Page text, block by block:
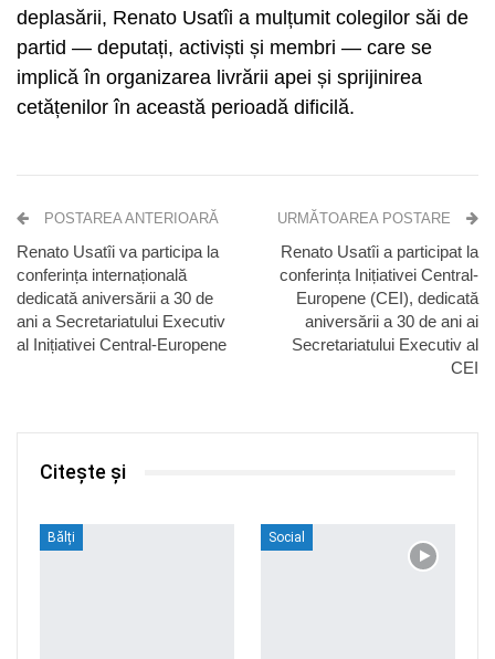
deplasării, Renato Usatîi a mulțumit colegilor săi de
partid — deputați, activiști și membri — care se
implică în organizarea livrării apei și sprijinirea
cetățenilor în această perioadă dificilă.
POSTAREA ANTERIOARĂ
Renato Usatîi va participa la
conferința internațională
dedicată aniversării a 30 de
ani a Secretariatului Executiv
al Inițiativei Central-Europene
URMĂTOAREA POSTARE
Renato Usatîi a participat la
conferința Inițiativei Central-
Europene (CEI), dedicată
aniversării a 30 de ani ai
Secretariatului Executiv al
CEI
Citește și
Bălți Social